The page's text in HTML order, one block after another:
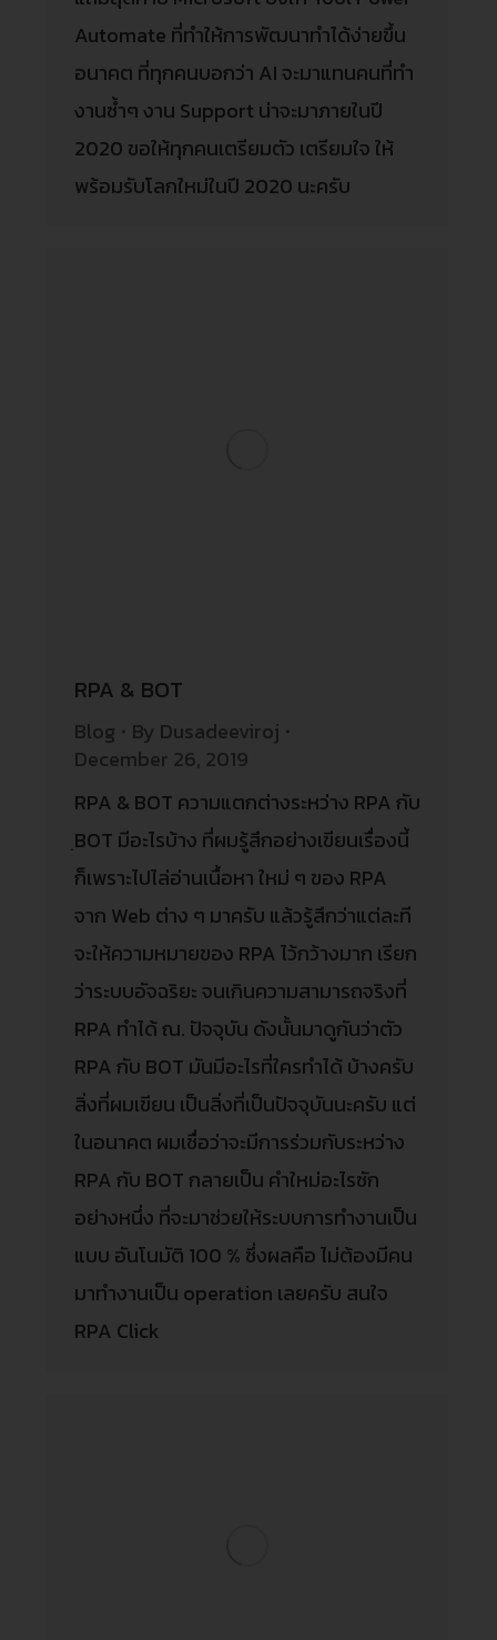
Automate ที่ทำให้การพัฒนาทำได้ง่ายขึ้น
อนาคต ที่ทุกคนบอกว่า AI จะมาแทนคนที่ทำ
งานซ้ำๆ งาน Support น่าจะมาภายในปี
2020 ขอให้ทุกคนเตรียมตัว เตรียมใจ ให้
พร้อมรับโลกใหม่ในปี 2020 นะครับ
RPA & BOT
Blog By Dusadeeviroj
December 26, 2019
RPA & BOT ความแตกต่างระหว่าง RPA กับ
ฺBOT มีอะไรบ้าง ที่ผมรู้สึกอย่างเขียนเรื่องนี้
ก็เพราะไปไล่อ่านเนื้อหา ใหม่ ๆ ของ RPA
จาก Web ต่าง ๆ มาครับ แล้วรู้สึกว่าแต่ละที
จะให้ความหมายของ RPA ไว้กว้างมาก เรียก
ว่าระบบอัจฉริยะ จนเกินความสามารถจริงที่
RPA ทำได้ ณ. ปัจจุบัน ดังนั้นมาดูกันว่าตัว
RPA กับ BOT มันมีอะไรที่ใครทำได้ บ้างครับ
สิ่งที่ผมเขียน เป็นสิ่งที่เป็นปัจจุบันนะครับ แต่
ในอนาคต ผมเชื่อว่าจะมีการร่วมกับระหว่าง
RPA กับ BOT กลายเป็น คำใหม่อะไรซัก
อย่างหนึ่ง ที่จะมาช่วยให้ระบบการทำงานเป็น
แบบ อันโนมัติ 100 % ซึ่งผลคือ ไม่ต้องมีคน
มาทำงานเป็น operation เลยครับ สนใจ
RPA Click